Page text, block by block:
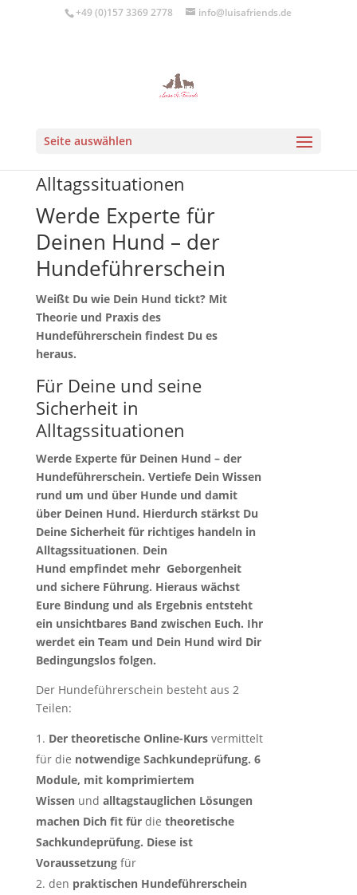
+49 (0)157 3369 2778 info@luisafriends.de
Seite auswählen
für Deine und die
Alltagssituationen
Werde Experte für
Deinen Hund – der
Hundeführerschein
Weißt Du wie Dein Hund tickt? Mit
Theorie und Praxis des
Hundeführerschein findest Du es
heraus.
Für Deine und seine
Sicherheit in
Alltagssituationen
Werde Experte für Deinen Hund – der
Hundeführerschein. Vertiefe Dein Wissen
rund um und über Hunde und damit
über Deinen Hund. Hierdurch stärkst Du
Deine Sicherheit für richtiges handeln in
Alltagssituationen. Dein
Hund empfindet mehr Geborgenheit
und sichere Führung. Hieraus wächst
Eure Bindung und als Ergebnis entsteht
ein unsichtbares Band zwischen Euch. Ihr
werdet ein Team und Dein Hund wird Dir
Bedingungslos folgen.
Der Hundeführerschein besteht aus 2
Teilen:
Der theoretische Online-Kursvermittelt
für die notwendige Sachkundeprüfung. 6
Module, mit komprimiertem
Wissenund alltagstauglichen Lösungen
machen Dich fit für die theoretische
Sachkundeprüfung. Diese ist
Voraussetzungfür
den praktischen Hundeführerschein